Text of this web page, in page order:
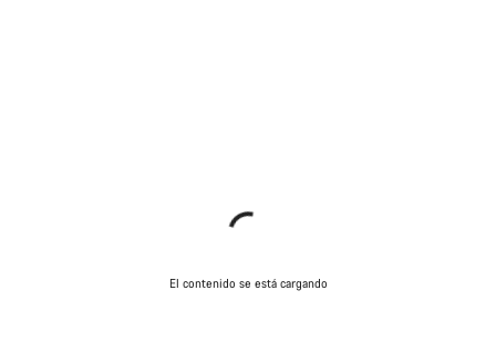
El contenido se está cargando